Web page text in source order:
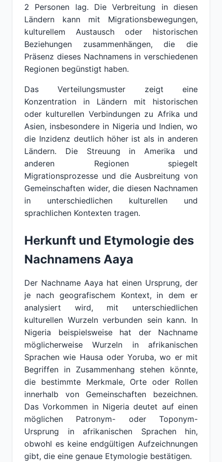
2 Personen lag. Die Verbreitung in diesen
Ländern kann mit Migrationsbewegungen,
kulturellem Austausch oder historischen
Beziehungen zusammenhängen, die die
Präsenz dieses Nachnamens in verschiedenen
Regionen begünstigt haben.
Das Verteilungsmuster zeigt eine
Konzentration in Ländern mit historischen
oder kulturellen Verbindungen zu Afrika und
Asien, insbesondere in Nigeria und Indien, wo
die Inzidenz deutlich höher ist als in anderen
Ländern. Die Streuung in Amerika und
anderen Regionen spiegelt
Migrationsprozesse und die Ausbreitung von
Gemeinschaften wider, die diesen Nachnamen
in unterschiedlichen kulturellen und
sprachlichen Kontexten tragen.
Herkunft und Etymologie des
Nachnamens Aaya
Der Nachname Aaya hat einen Ursprung, der
je nach geografischem Kontext, in dem er
analysiert wird, mit unterschiedlichen
kulturellen Wurzeln verbunden sein kann. In
Nigeria beispielsweise hat der Nachname
möglicherweise Wurzeln in afrikanischen
Sprachen wie Hausa oder Yoruba, wo er mit
Begriffen in Zusammenhang stehen könnte,
die bestimmte Merkmale, Orte oder Rollen
innerhalb von Gemeinschaften bezeichnen.
Das Vorkommen in Nigeria deutet auf einen
möglichen Patronym- oder Toponym-
Ursprung in afrikanischen Sprachen hin,
obwohl es keine endgültigen Aufzeichnungen
gibt, die eine genaue Etymologie bestätigen.